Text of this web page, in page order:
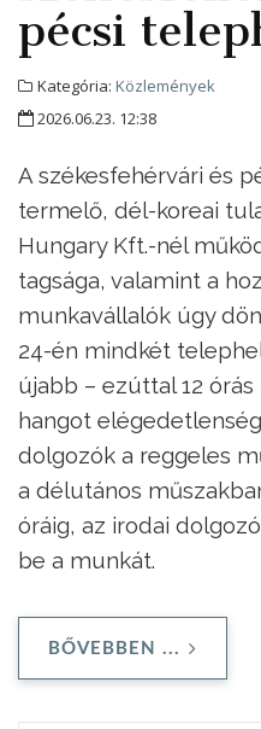
pécsi
Kategória: Közlemények
2026.06.23. 12:38
A székesfehérvári és
termelő, dél-koreai
Hungary Kft.-nél
tagsága, valamint a
munkavállalók úgy
24-én mindkét
újabb – ezúttal 12
hangot
dolgozók a reggeles
a délutános
óráig, az irodai
be a munkát.
BŐVEBBEN ...